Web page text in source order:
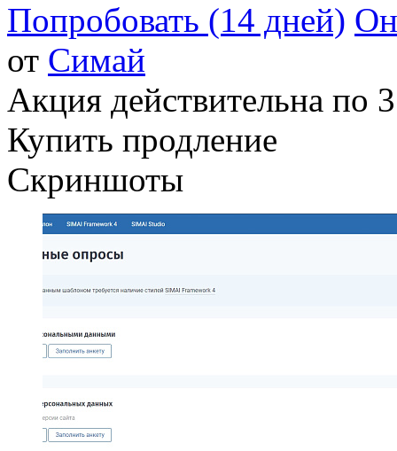
Попробовать (14 дней)
от Симай
Акция действительна по
Купить продление
Скриншоты